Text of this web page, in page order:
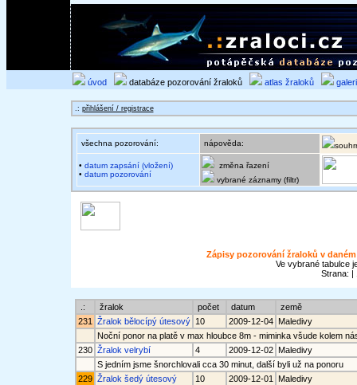
úvod databáze pozorování žraloků atlas žraloků
.: přihlášení / registrace
všechna pozorování: nápověda:
• datum zapsání (vložení)
• datum pozorování
změna řazení
vybrané záznamy (filtr)
Zápisy pozorování žraloků v
Ve vybrané tabulce
Strana: |
.: žralok počet datum
země
231
Žralok bělocípý útesový 10 2009-12-04 Maledivy
Noční ponor na platě v max hloubce 8m - miminka všude kolem
230 Žralok velrybí 4 2009-12-02 Maledivy
S jedním jsme šnorchlovali cca 30 minut, další byli už na ponoru
229 Žralok šedý útesový 10 2009-12-01
Maledivy